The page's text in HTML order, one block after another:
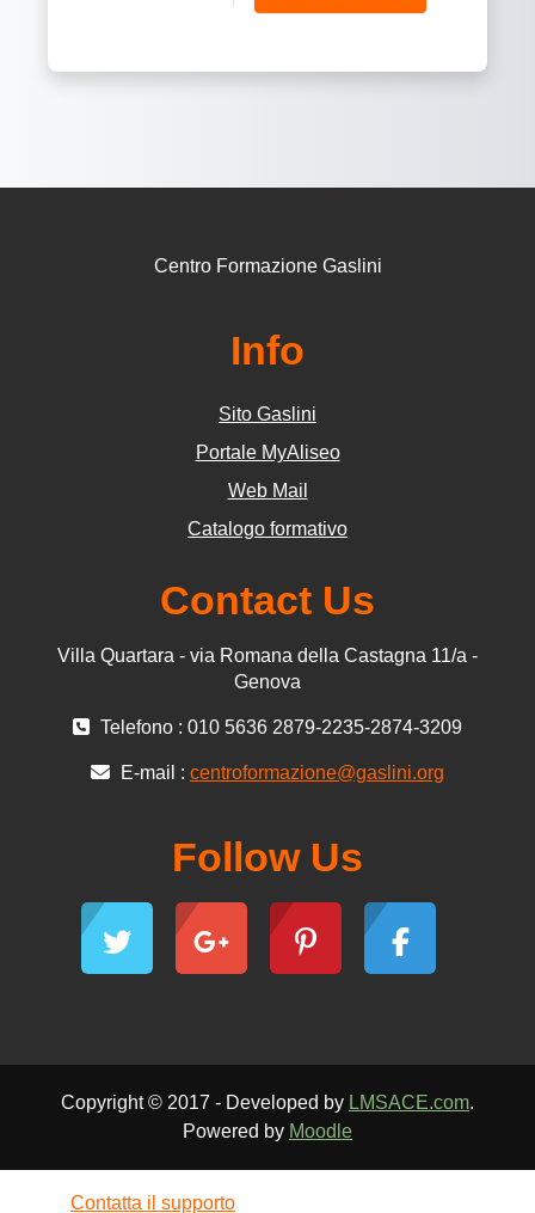
Centro Formazione Gaslini
Info
Sito Gaslini
Portale MyAliseo
Web Mail
Catalogo formativo
Contact Us
Villa Quartara - via Romana della Castagna 11/a -
Genova
Telefono : 010 5636 2879-2235-2874-3209
E-mail : centroformazione@gaslini.org
Follow Us
Copyright © 2017 - Developed by LMSACE.com.
Powered by Moodle
Contatta il supporto